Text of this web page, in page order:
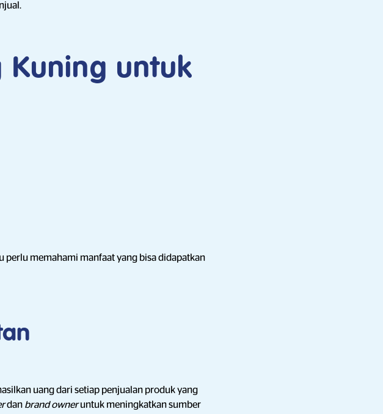
Kuning untuk
perlu memahami manfaat yang bisa didapatkan
uang dari setiap penjualan produk yang
dan brand owneruntuk meningkatkan sumber